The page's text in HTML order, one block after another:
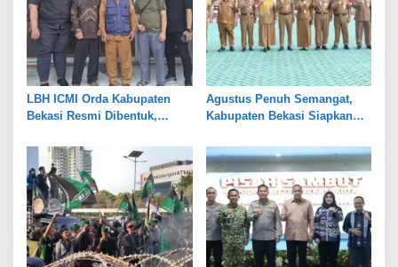
LBH ICMI Orda Kabupaten
Bekasi Resmi Dibentuk,
Pendampingan Hukum
Agustus Penuh Semangat,
Kabupaten Bekasi Siapkan
Hari Besar